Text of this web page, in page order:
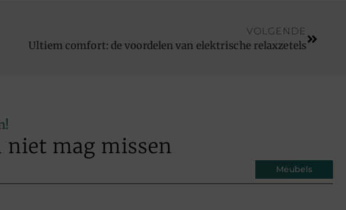
VOLGENDE
Ultiem comfort: de voordelen van elektrische relaxzetels
niet mag missen
Meubels